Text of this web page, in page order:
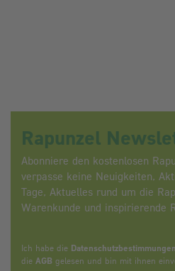
Rapunzel
Abonniere den kostenlosen
verpasse keine Neuigkeiten,
Tage, Aktuelles rund um die
Warenkunde und inspirierende
Ich habe die Datenschutzbestimmungen
die AGB gelesen und bin mit ihnen